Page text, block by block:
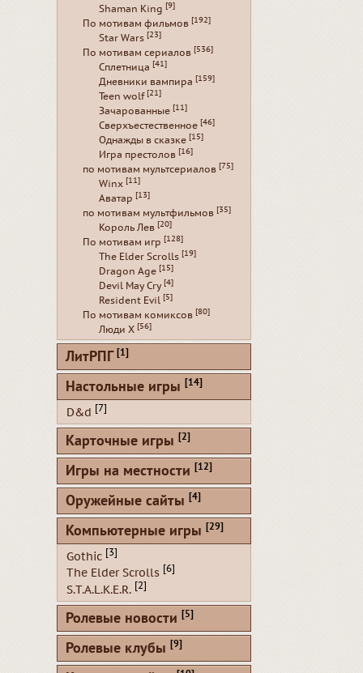
Shaman King [9]
По мотивам фильмов [192]
Star Wars [23]
По мотивам сериалов [536]
Сплетница [41]
Дневники вампира [159]
Teen wolf [21]
Зачарованные [11]
Сверхъестественное [46]
Однажды в сказке [15]
Игра престолов [16]
по мотивам мультсериалов [75]
Winx [11]
Аватар [13]
по мотивам мультфильмов [35]
Король Лев [20]
По мотивам игр [128]
The Elder Scrolls [19]
Dragon Age [15]
Devil May Cry [4]
Resident Evil [5]
По мотивам комиксов [80]
Люди Х [56]
ЛитРПГ [1]
Настольные игры [14]
D&d [7]
Карточные игры [2]
Игры на местности [12]
Оружейные сайты [4]
Компьютерные игры [29]
Gothic [3]
The Elder Scrolls [6]
S.T.A.L.K.E.R. [2]
Ролевые новости [5]
Ролевые клубы [9]